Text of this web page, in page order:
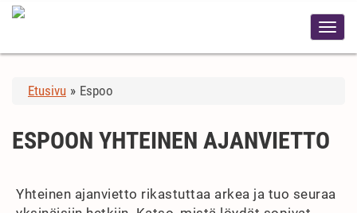
Etusivu » Espoo
ESPOON YHTEINEN AJANVIETTO
Yhteinen ajanvietto rikastuttaa arkea ja tuo seuraa